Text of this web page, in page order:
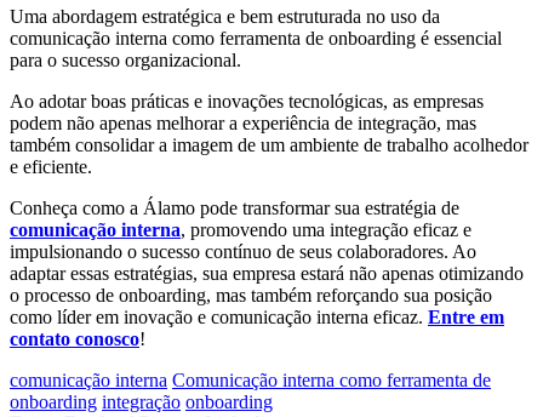
Uma abordagem estratégica e bem estruturada no uso da
comunicação interna como ferramenta de onboarding é essencial
para o sucesso organizacional.
Ao adotar boas práticas e inovações tecnológicas, as empresas
podem não apenas melhorar a experiência de integração, mas
também consolidar a imagem de um ambiente de trabalho acolhedor
e eficiente.
Conheça como a Álamo pode transformar sua estratégia de
comunicação interna, promovendo uma integração eficaz e
impulsionando o sucesso contínuo de seus colaboradores. Ao
adaptar essas estratégias, sua empresa estará não apenas otimizando
o processo de onboarding, mas também reforçando sua posição
como líder em inovação e comunicação interna eficaz. Entre em
contato conosco!
comunicação interna Comunicação interna como ferramenta de
onboarding integração onboarding